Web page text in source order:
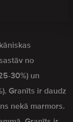
no
30%) un
Granīts ir daudz
nekā marmors.